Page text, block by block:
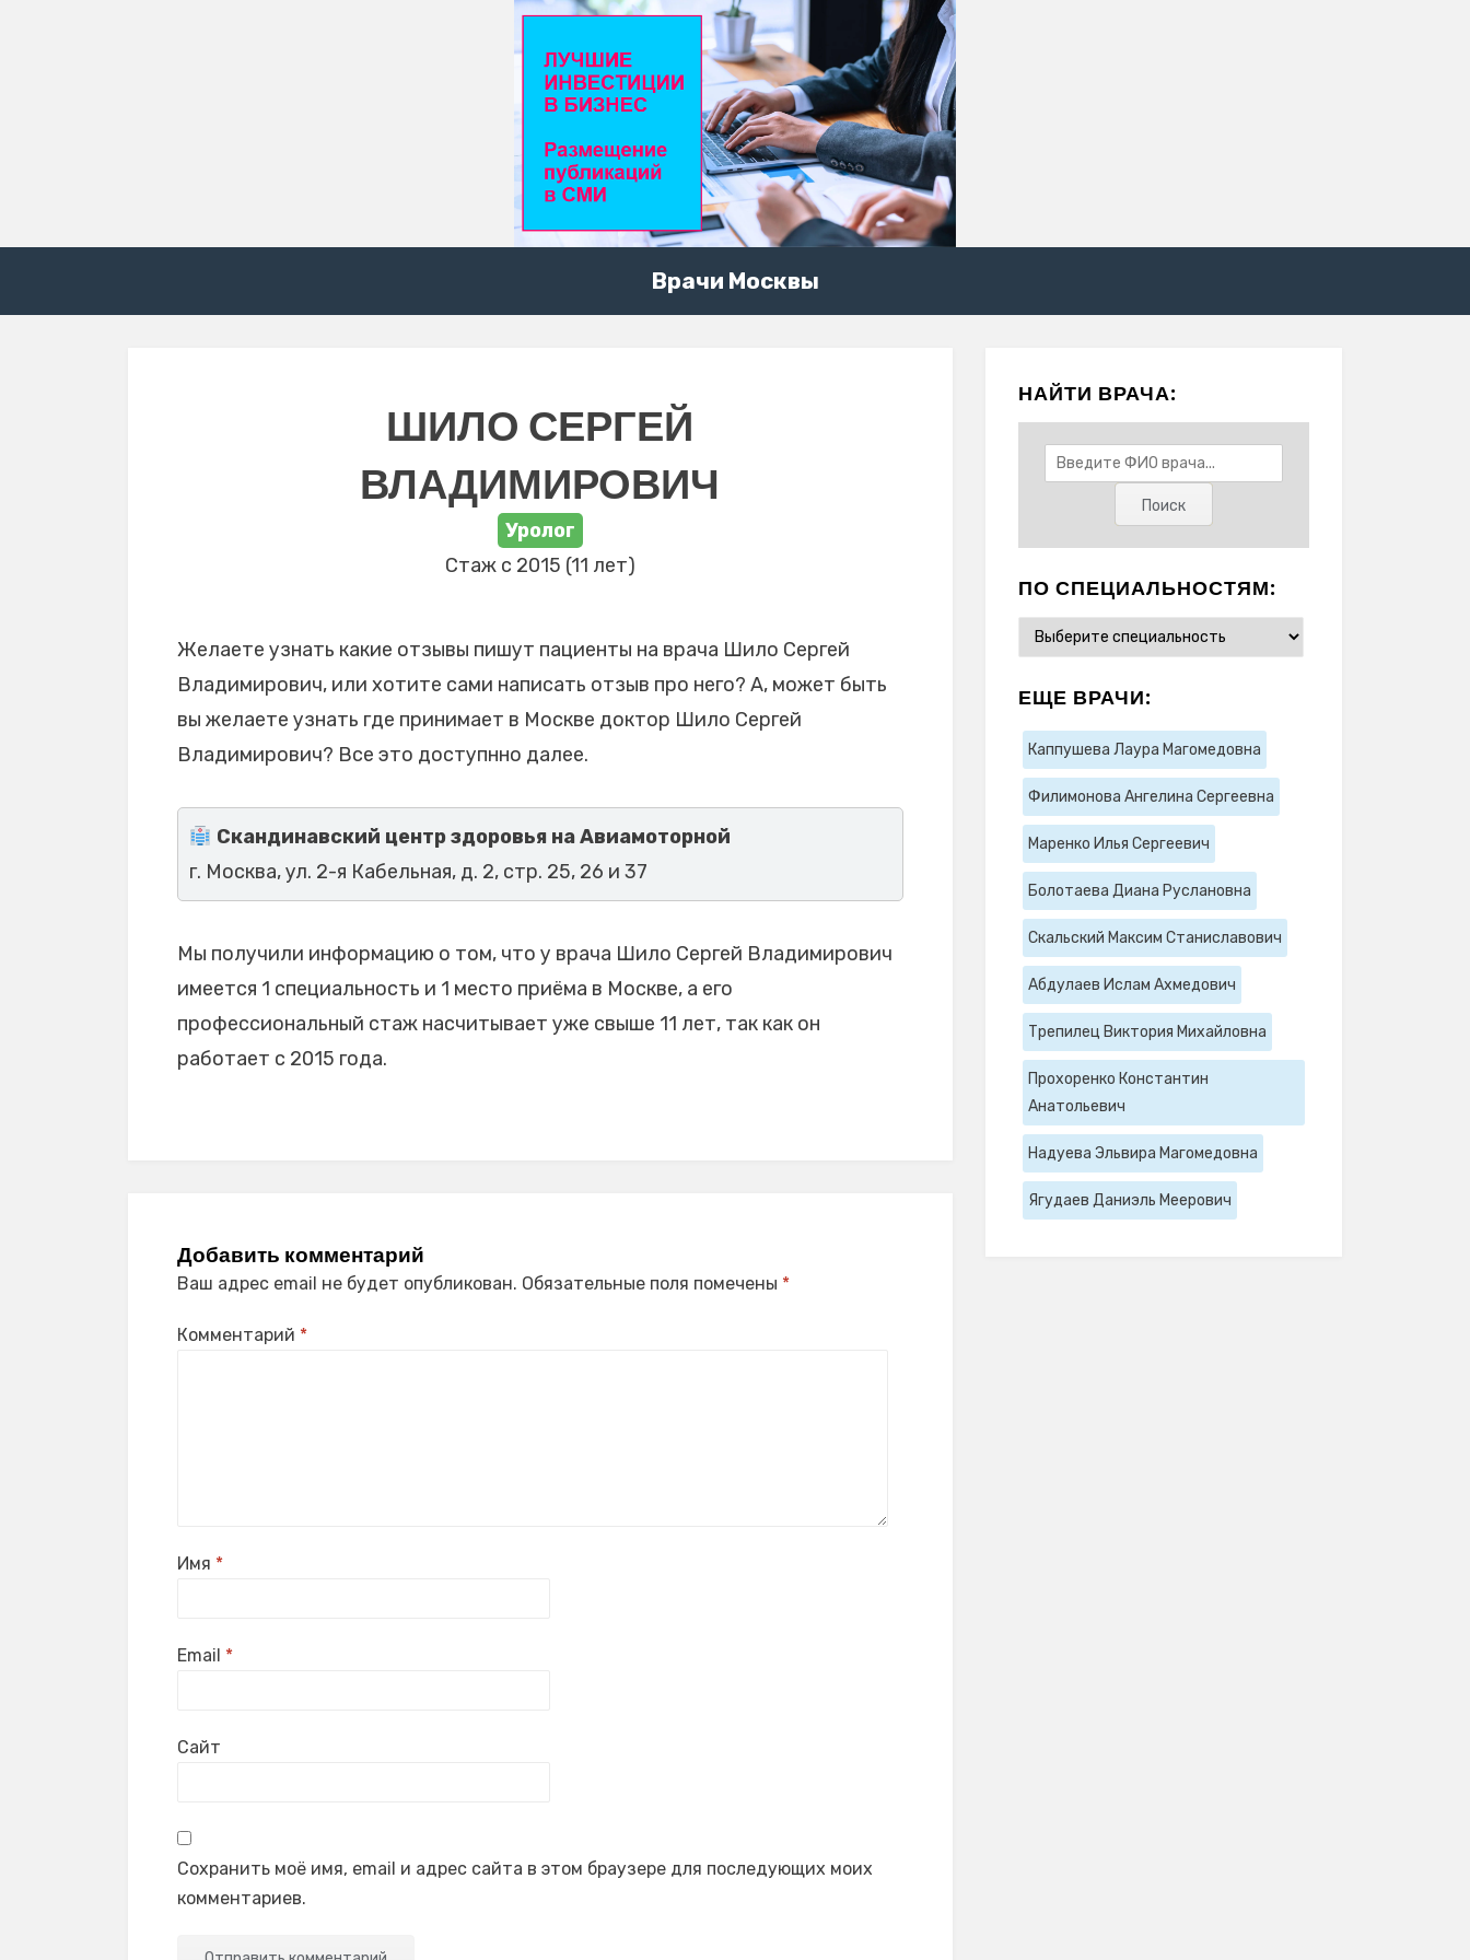
Врачи Москвы
ШИЛО СЕРГЕЙ
ВЛАДИМИРОВИЧ
Уролог
Стаж с 2015 (11 лет)
Желаете узнать какие отзывы пишут пациенты на врача Шило Сергей
Владимирович, или хотите сами написать отзыв про него? А, может быть
вы желаете узнать где принимает в Москве доктор Шило Сергей
Владимирович? Все это доступнно далее.
Скандинавский центр здоровья на Авиамоторной
г. Москва, ул. 2-я Кабельная, д. 2, стр. 25, 26 и 37
Мы получили информацию о том, что у врача Шило Сергей Владимирович
имеется 1 специальность и 1 место приёма в Москве, а его
профессиональный стаж насчитывает уже свыше 11 лет, так как он
работает с 2015 года.
Добавить комментарий
Ваш адрес email не будет опубликован. Обязательные поля помечены *
Комментарий *
Имя *
Email *
Сайт
Сохранить моё имя, email и адрес сайта в этом браузере для последующих моих
комментариев.
НАЙТИ ВРАЧА:
ПО СПЕЦИАЛЬНОСТЯМ:
ЕЩЕ ВРАЧИ:
Каппушева Лаура Магомедовна
Филимонова Ангелина Сергеевна
Маренко Илья Сергеевич
Болотаева Диана Руслановна
Скальский Максим Станиславович
Абдулаев Ислам Ахмедович
Трепилец Виктория Михайловна
Прохоренко Константин
Анатольевич
Надуева Эльвира Магомедовна
Ягудаев Даниэль Меерович